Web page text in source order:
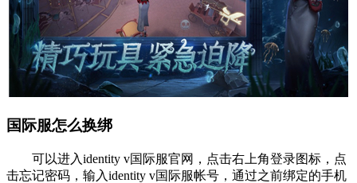
国际服怎么换绑
可以进入identity v国际服官网，点击右上角登录图标，点
击忘记密码，输入identity v国际服帐号，通过之前绑定的手机